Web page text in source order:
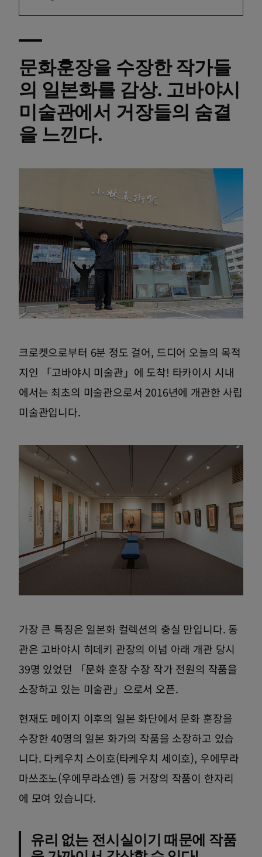
문화훈장을 수장한 작가들
의 일본화를 감상. 고바야시
미술관에서 거장들의 숨결
을 느낀다.
크로켓으로부터 6분 정도 걸어, 드디어 오늘의 목적
지인 「고바야시 미술관」에 도착! 타카이시 시내
에서는 최초의 미술관으로서 2016년에 개관한 사립
미술관입니다.
가장 큰 특징은 일본화 컬렉션의 충실 만입니다. 동
관은 고바야시 히데키 관장의 이념 아래 개관 당시
39명 있었던 「문화 훈장 수장 작가 전원의 작품을
소장하고 있는 미술관」으로서 오픈.
현재도 메이지 이후의 일본 화단에서 문화 훈장을
수장한 40명의 일본 화가의 작품을 소장하고 있습
니다. 다케우치 스이호(타케우치 세이호), 우에무라
마쓰조노(우에무라쇼엔) 등 거장의 작품이 한자리
에 모여 있습니다.
유리 없는 전시실이기 때문에 작품